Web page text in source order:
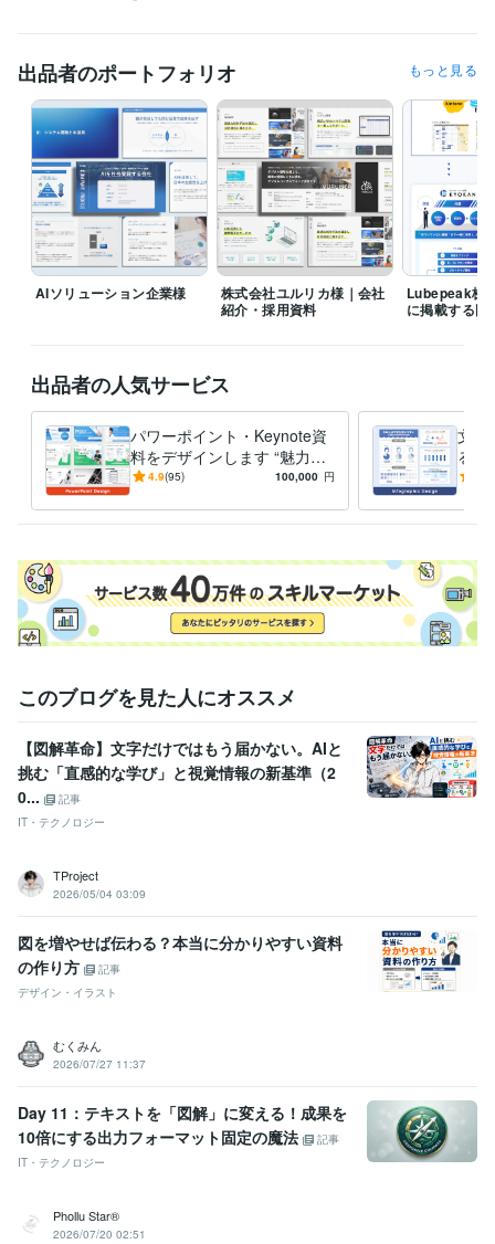
Google スライド:7年Keynote:7年
Adobe Photoshop:4年Adobe Illustrator:4年
得意分野
ビジネス代行・事務代行 伝わるデザインのスライド制作と図解
出品者のポートフォリオ もっと見る
AIソリューション企業様
株式会社ユルリカ様｜会社
紹介・採用資料
Lubepeak株
に掲載する図
出品者の人気サービス
パワーポイント・Keynote資
料をデザインします “魅力を
最大限に伝える資料”をサポ
4.9(95) 100,000 円
文章
る図
ージ
このブログを見た人にオススメ
【図解革命】文字だけではもう届かない。AIと
挑む「直感的な学び」と視覚情報の新基準（2
0...
記事
IT・テクノロジー
TProject
2026/05/04 03:09
図を増やせば伝わる？本当に分かりやすい資料
の作り方
記事
デザイン・イラスト
むくみん
2026/07/27 11:37
Day 11：テキストを「図解」に変える！成果を
10倍にする出力フォーマット固定の魔法
記事
IT・テクノロジー
Phollu Star®
2026/07/20 02:51